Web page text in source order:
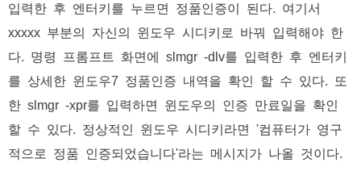
입력한 후 엔터키를 누르면 정품인증이 된다. 여기서
xxxxx 부분의 자신의 윈도우 시디키로 바꿔 입력해야 한
다. 명령 프롬프트 화면에 slmgr -dlv를 입력한 후 엔터키
를 상세한 윈도우7 정품인증 내역을 확인 할 수 있다. 또
한 slmgr -xpr를 입력하면 윈도우의 인증 만료일을 확인
할 수 있다. 정상적인 윈도우 시디키라면 '컴퓨터가 영구
적으로 정품 인증되었습니다'라는 메시지가 나올 것이다.